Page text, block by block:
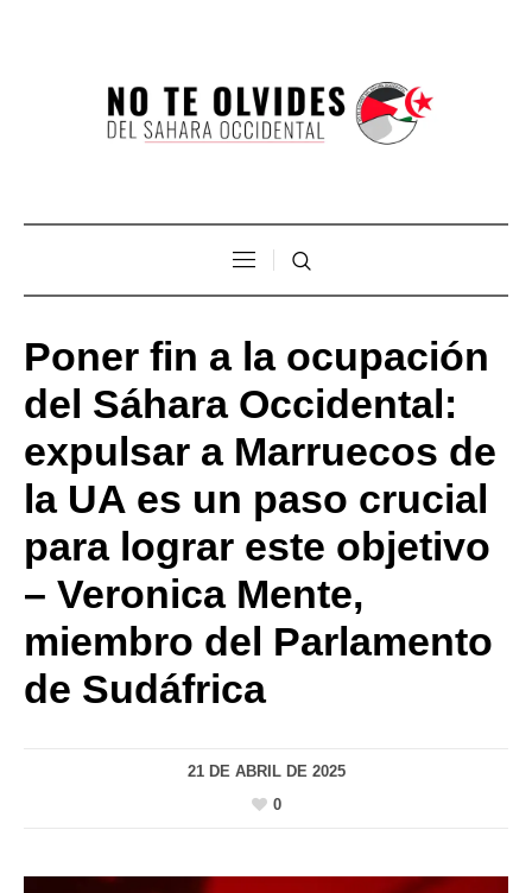
Poner fin a la ocupación
del Sáhara Occidental:
expulsar a Marruecos de
la UA es un paso crucial
para lograr este objetivo
– Veronica Mente,
miembro del Parlamento
de Sudáfrica
21 DE ABRIL DE 2025
0